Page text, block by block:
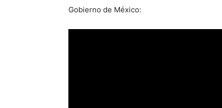
Gobierno de México: